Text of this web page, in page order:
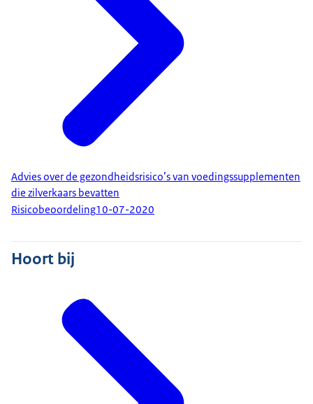
Advies over de gezondheidsrisico’s van voedingssupplementen
die zilverkaars bevatten
Risicobeoordeling10-07-2020
Hoort bij